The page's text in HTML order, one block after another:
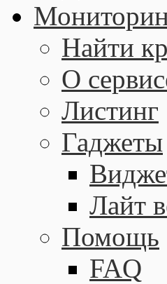
Найти
О
Листинг
Гаджеты
Лайт
Помощь
FAQ